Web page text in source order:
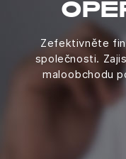
Zefektivněte
společnosti.
maloobchodu